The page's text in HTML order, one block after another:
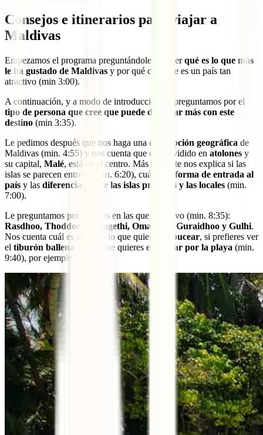
Consejos e itinerarios para viajar a
Maldivas
Empezamos el programa preguntándole a Javierqué es lo que más
le ha gustado de Maldivas y por qué cree que es un país tan
atractivo (min 3:00).
A continuación, y a modo de introducción, le preguntamos por el
tipo de persona que cree que puede disfrutar más con este
destino (min 3:35).
Le pedimos después que nos haga una descripción geográfica de
Maldivas (min. 4:55) y nos cuenta que está dividido en atolones y
su capital, Malé, está en el centro. Más adelante nos explica si las
islas se parecen entre sí (min. 6:20), cuál es la forma de entrada al
país y las diferencias entre las islas privadas y las locales (min.
7:00).
Le preguntamos por las islas en las que él estuvo (min. 8:35):
Rasdhoo, Thoddoo, Dhangethi, Omadhoo, Guraidhoo y Gulhi.
Nos cuenta cuál es mejor si lo que quieres es
bucear, si prefieres ver
el tiburón ballena o si lo que quieres es pasear por la playa (min.
9:40), por ejemplo.